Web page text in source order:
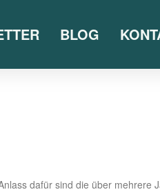
BLOG
dafür sind die über meh­re­re